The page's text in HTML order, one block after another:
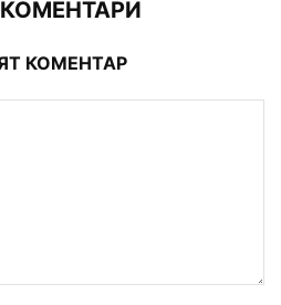
КОМЕНТАР